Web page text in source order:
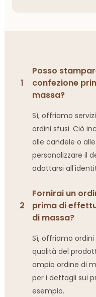
1
Posso
confezione
massa?
Sì, offriamo
ordini sfusi. Ciò
alle candele o
personalizzare il
adattarsi
2
Fornirai un
prima di
di massa?
Sì, offriamo
qualità del
ampio ordine di
per i dettagli sui
esempio.